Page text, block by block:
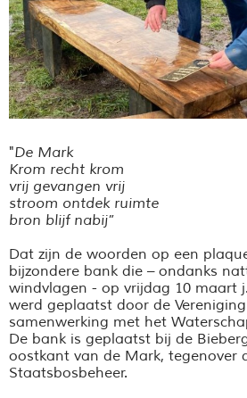
"De Mark
Krom recht krom
vrij gevangen vrij
stroom ontdek ruimte
bron blijf nabij”
Dat zijn de woorden op een
bijzondere bank die – ondanks
windvlagen - op vrijdag 10 maart
werd geplaatst door de
samenwerking met het
De bank is geplaatst bij de
oostkant van de Mark, tegenover
Staatsbosbeheer.